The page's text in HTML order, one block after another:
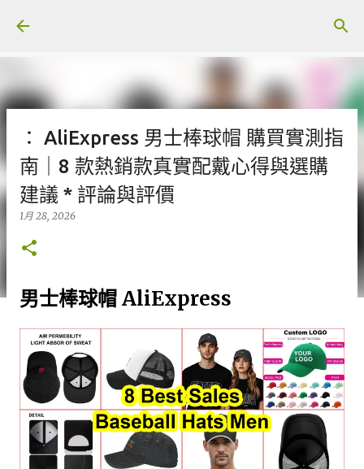
： AliExpress 男士棒球帽 購買實測指
南｜8 款熱銷款真實配戴心得與選購
建議 * 評論與評價
1月 28, 2026
男士棒球帽 AliExpress